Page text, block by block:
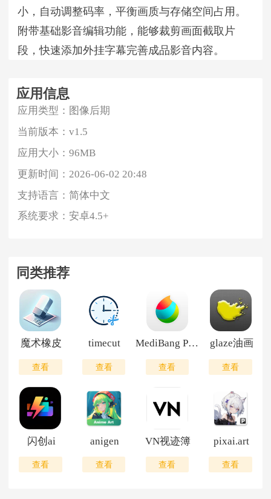
小，自动调整码率，平衡画质与存储空间占用。
附带基础影音编辑功能，能够裁剪画面截取片
段，快速添加外挂字幕完善成品影音内容。
应用信息
应用类型： 图像后期
当前版本：v1.5
应用大小：96MB
更新时间：2026-06-02 20:48
支持语言：简体中文
系统要求：安卓4.5+
同类推荐
魔术橡皮
查看
timecut
查看
MediBang Paint免费版
查看
glaze油画
查看
闪创ai
查看
anigen
查看
VN视迹簿
查看
pixai.art
查看